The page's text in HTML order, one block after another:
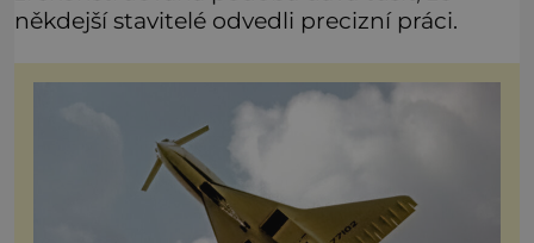
někdejší stavitelé odvedli precizní práci.